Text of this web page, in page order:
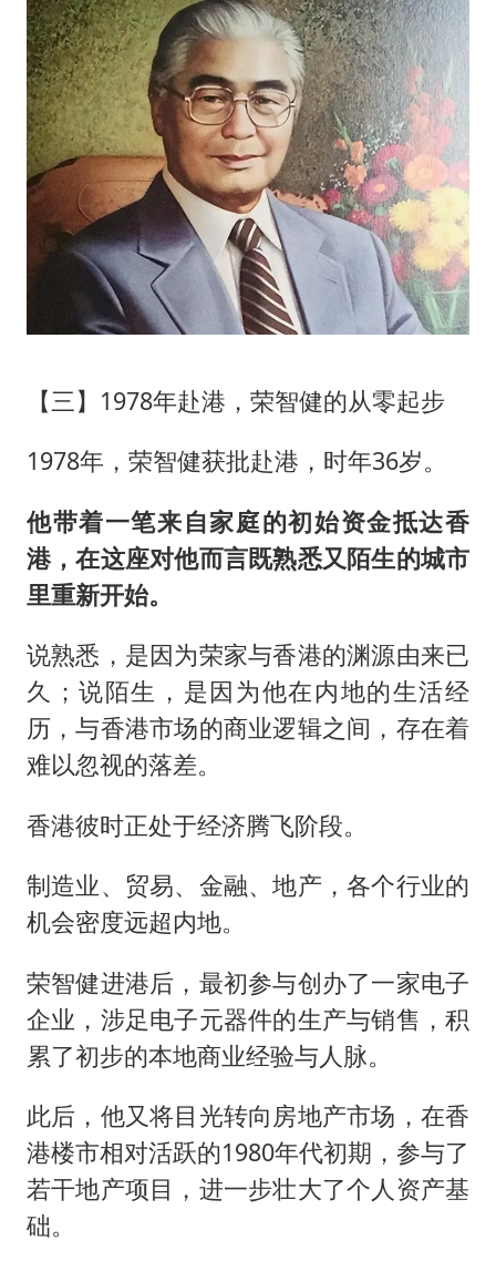
【三】1978年赴港，荣智健的从零起步
1978年，荣智健获批赴港，时年36岁。
他带着一笔来自家庭的初始资金抵达香
港，在这座对他而言既熟悉又陌生的城市
里重新开始。
说熟悉，是因为荣家与香港的渊源由来已
久；说陌生，是因为他在内地的生活经
历，与香港市场的商业逻辑之间，存在着
难以忽视的落差。
香港彼时正处于经济腾飞阶段。
制造业、贸易、金融、地产，各个行业的
机会密度远超内地。
荣智健进港后，最初参与创办了一家电子
企业，涉足电子元器件的生产与销售，积
累了初步的本地商业经验与人脉。
此后，他又将目光转向房地产市场，在香
港楼市相对活跃的1980年代初期，参与了
若干地产项目，进一步壮大了个人资产基
础。